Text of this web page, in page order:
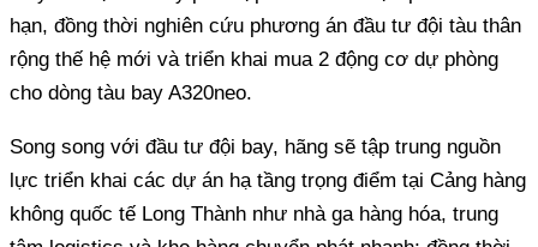
hạn, đồng thời nghiên cứu phương án đầu tư đội tàu thân
rộng thế hệ mới và triển khai mua 2 động cơ dự phòng
cho dòng tàu bay A320neo.
Song song với đầu tư đội bay, hãng sẽ tập trung nguồn
lực triển khai các dự án hạ tầng trọng điểm tại Cảng hàng
không quốc tế Long Thành như nhà ga hàng hóa, trung